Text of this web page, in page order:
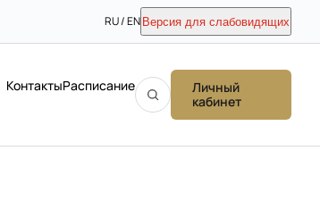
RU / EN Версия для слабовидящих
КонтактыРасписание
Личный
кабинет